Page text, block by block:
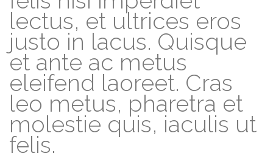
lectus, et ultrices eros
justo in lacus. Quisque
et ante ac metus
eleifend laoreet. Cras
leo metus, pharetra et
molestie quis, iaculis ut
felis.